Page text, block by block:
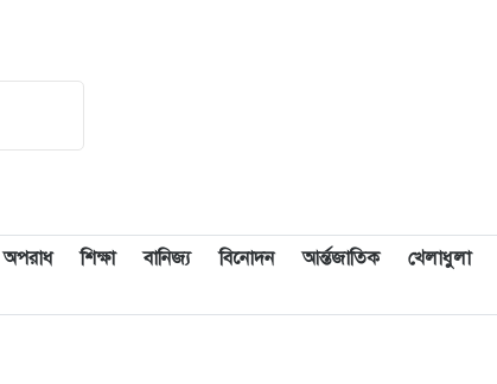
বললেন মেসি
অপরাধ শিক্ষা বানিজ্য বিনোদন আর্ন্তজাতিক খেলাধুলা